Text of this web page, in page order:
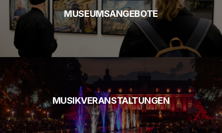
MUSEUMSANGEBOTE
MUSIKVERANSTALTUNGEN